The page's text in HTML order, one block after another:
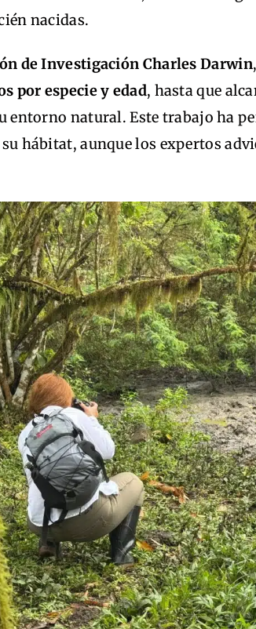
nacidas.
de Investigación Charles Darwin
por especie y edad, hasta que
entorno natural. Este trabajo ha
su hábitat, aunque los expertos